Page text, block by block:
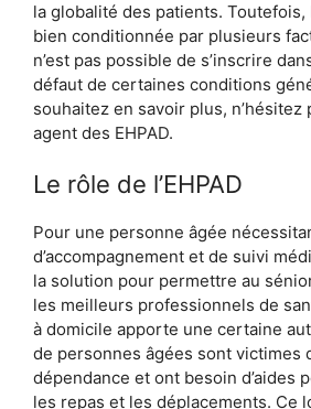
la globalité des patients. Toutefois,
bien conditionnée par plusieurs
n’est pas possible de s’inscrire
défaut de certaines conditions
souhaitez en savoir plus, n’hésitez
agent des EHPAD.
Le rôle de l’EHPAD
Pour une personne âgée
d’accompagnement et de suivi
la solution pour permettre au
les meilleurs professionnels de
à domicile apporte une certaine
de personnes âgées sont victimes
dépendance et ont besoin d’aides
les repas et les déplacements. Ce